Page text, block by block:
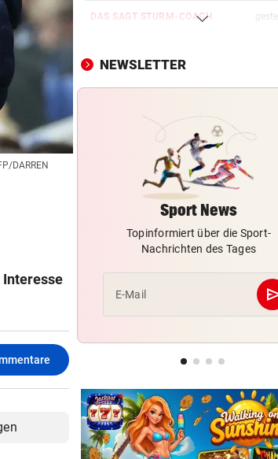
DARREN
DAS SAGT STURM-COACH
die Mannschaft“
WIEDERHOLUNGSTÄTER
Eto‘o aufgehoben
CHAMPIONS-LEAGUE-QUALI
Sturm Graz bei Fenerbahce
Istanbul ohne Chance
FRÜCHTL „NEUER ZWEIER“
Red Bull Salzburg hat neuen
Tormann gefunden
den Wörthersee
Ex-Salzburg-Coach
Premier-League-Klub
NEWSLETTER
Sport News
Topinformiert über die Sport-
Nachrichten des Tages
E-Mail